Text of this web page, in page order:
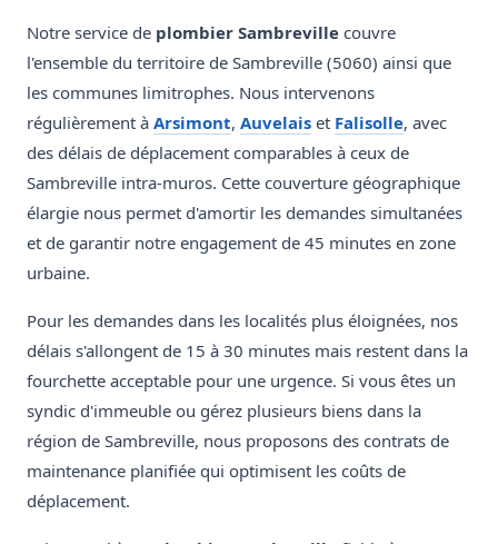
Notre service de plombier Sambreville couvre
l'ensemble du territoire de Sambreville (5060) ainsi que
les communes limitrophes. Nous intervenons
régulièrement à Arsimont, Auvelais et Falisolle, avec
des délais de déplacement comparables à ceux de
Sambreville intra-muros. Cette couverture géographique
élargie nous permet d'amortir les demandes simultanées
et de garantir notre engagement de 45 minutes en zone
urbaine.
Pour les demandes dans les localités plus éloignées, nos
délais s'allongent de 15 à 30 minutes mais restent dans la
fourchette acceptable pour une urgence. Si vous êtes un
syndic d'immeuble ou gérez plusieurs biens dans la
région de Sambreville, nous proposons des contrats de
maintenance planifiée qui optimisent les coûts de
déplacement.